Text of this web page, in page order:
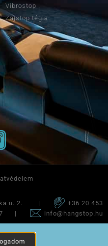
Vibrostop
Zajstop tégla
u. 2. |
+36 20 453
|
info@hangstop.hu